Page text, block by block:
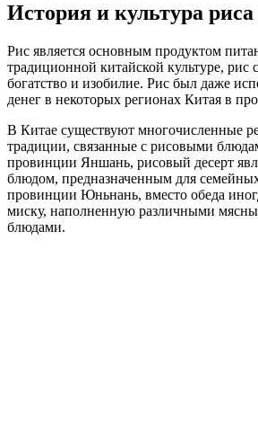
История и культура
Рис является основным продуктом
традиционной китайской культуре, рис
богатство и изобилие. Рис был даже
денег в некоторых регионах Китая в
В Китае существуют многочисленные
традиции, связанные с рисовыми
провинции Яншань, рисовый десерт
блюдом, предназначенным для
провинции Юньнань, вместо обеда
миску, наполненную различными
блюдами.